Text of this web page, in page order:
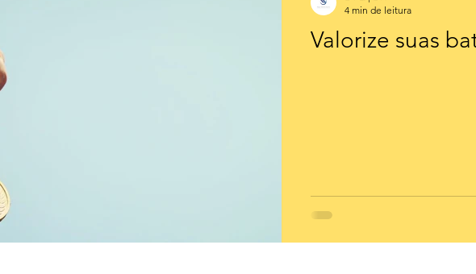
Valorize suas
4 min de leitura